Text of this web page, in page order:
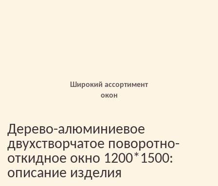
Широкий ассортимент
окон
Дерево-алюминиевое
двухстворчатое поворотно-
откидное окно 1200*1500:
описание изделия